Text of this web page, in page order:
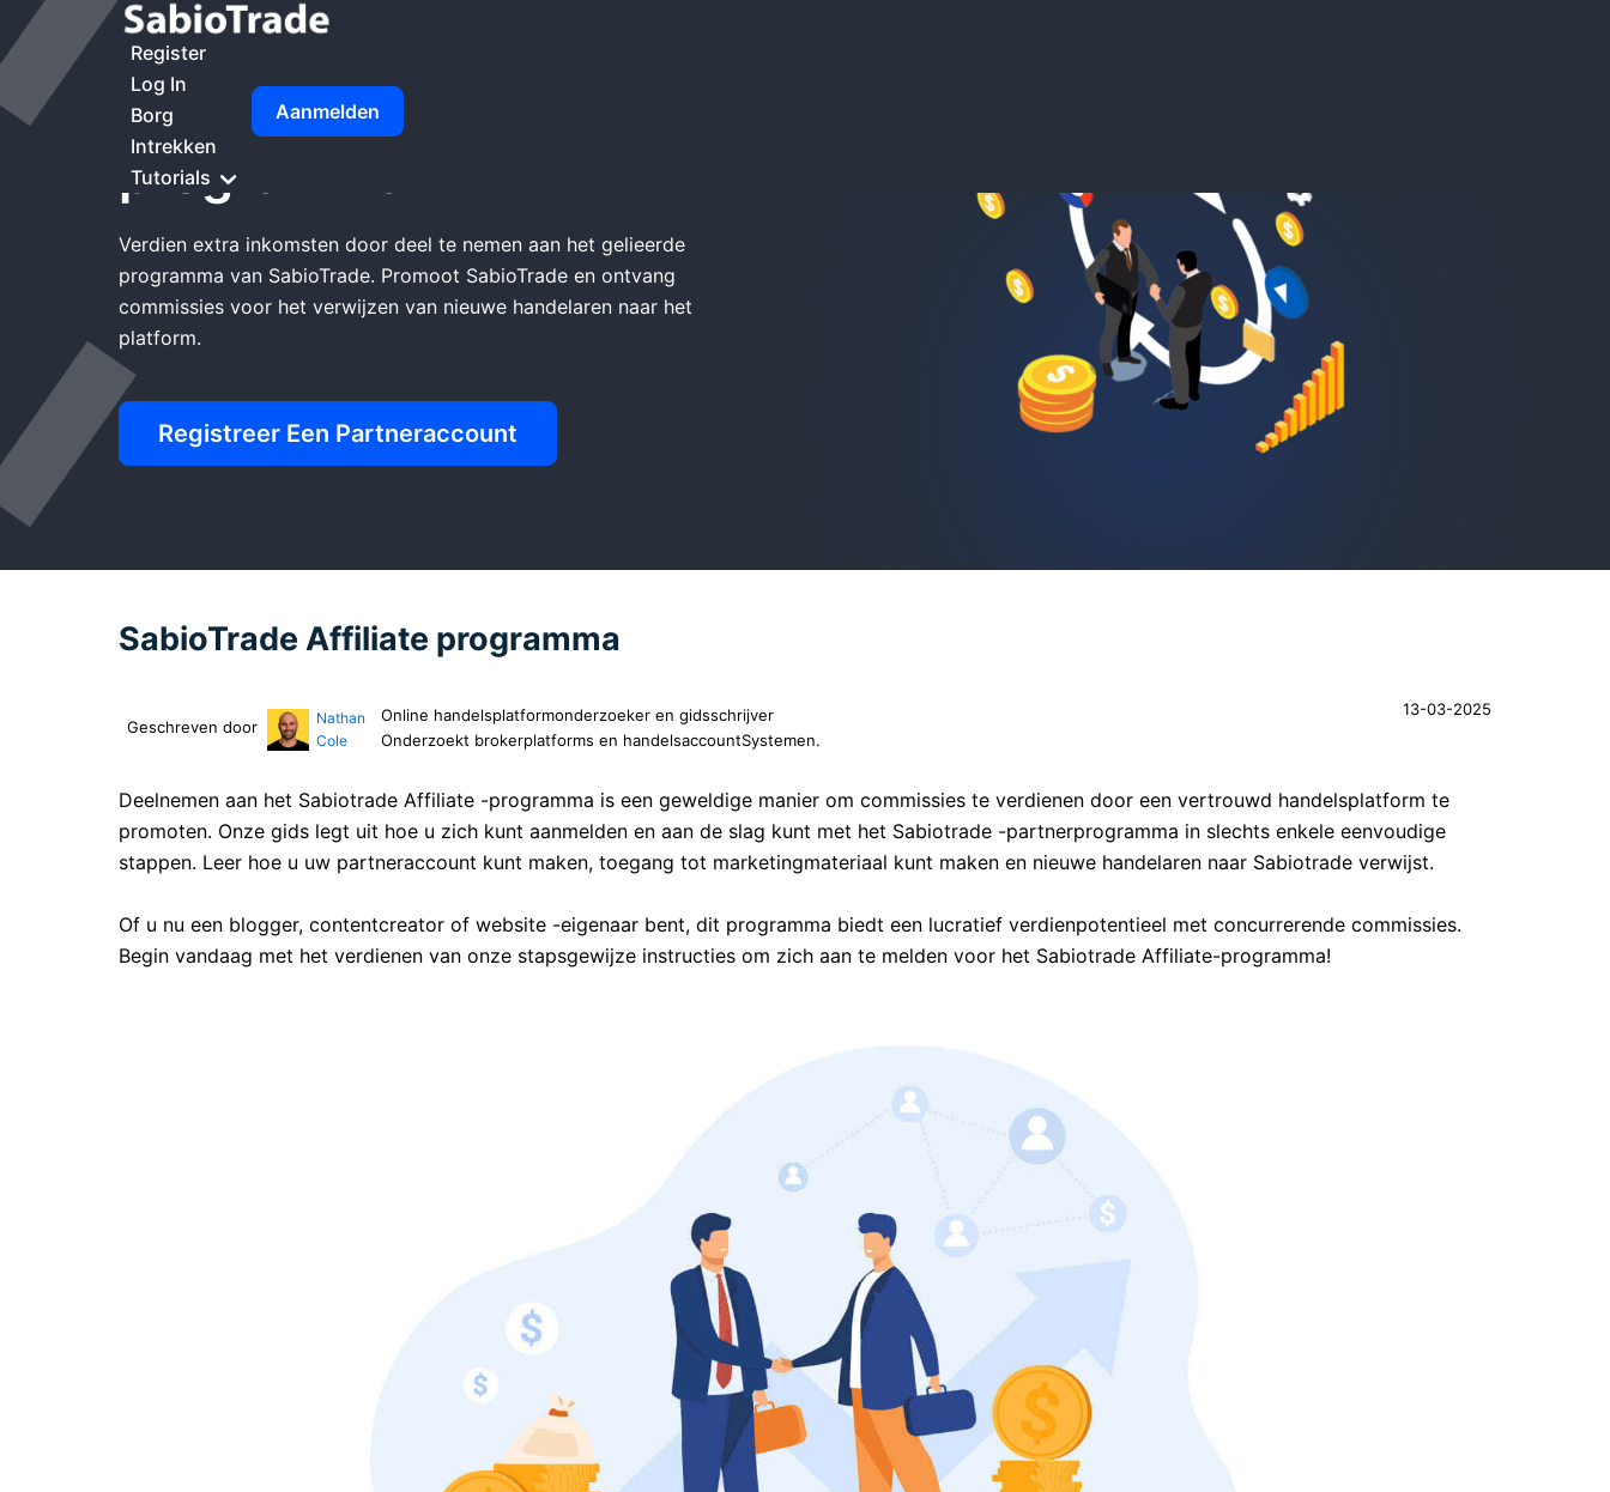
Register
Log In
Borg
Intrekken
Tutorials
Aanmelden
Thuis SabioTrade Affiliate Programma
SabioTrade Affiliate
programma
Verdien extra inkomsten door deel te nemen aan het gelieerde
programma van SabioTrade. Promoot SabioTrade en ontvang
commissies voor het verwijzen van nieuwe handelaren naar het
platform.
Registreer Een Partneraccount
SabioTrade Affiliate programma
Geschreven door
Nathan
Cole
Online handelsplatformonderzoeker en gidsschrijver
Onderzoekt brokerplatforms en handelsaccountSystemen.
13-03-2025
Deelnemen aan het Sabiotrade Affiliate -programma is een geweldige manier om commissies te verdienen door een vertrouwd handelsplatform te
promoten. Onze gids legt uit hoe u zich kunt aanmelden en aan de slag kunt met het Sabiotrade -partnerprogramma in slechts enkele eenvoudige
stappen. Leer hoe u uw partneraccount kunt maken, toegang tot marketingmateriaal kunt maken en nieuwe handelaren naar Sabiotrade verwijst.
Of u nu een blogger, contentcreator of website -eigenaar bent, dit programma biedt een lucratief verdienpotentieel met concurrerende commissies.
Begin vandaag met het verdienen van onze stapsgewijze instructies om zich aan te melden voor het Sabiotrade Affiliate-programma!